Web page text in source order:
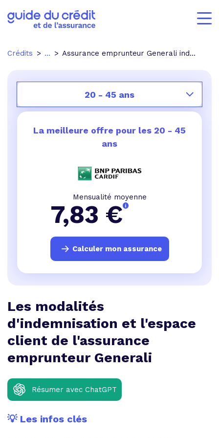
Crédits ... Assurance emprunteur Generali indemnisation
20 - 45 ans
La meilleure offre pour les 20 - 45
ans
Mensualité moyenne
7,83 €
Calculer mon assurance
Les modalités
d'indemnisation et l'espace
client de l'assurance
emprunteur Generali
Résumer avec ChatGPT
💡 Les infos clés